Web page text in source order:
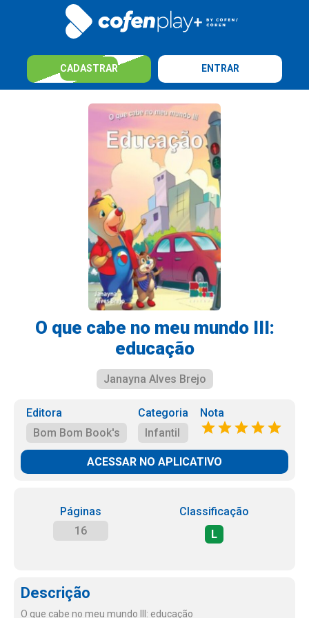
CADASTRAR ENTRAR
O que cabe no meu mundo III:
educação
Janayna Alves Brejo
Editora
Bom Bom Book's
Categoria
Infantil
Nota
ACESSAR NO APLICATIVO
Páginas
16
Classificação
L
Descrição
O que cabe no meu mundo III: educação